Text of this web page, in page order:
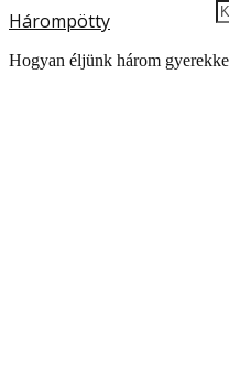
Hárompötty
Hogyan éljünk három